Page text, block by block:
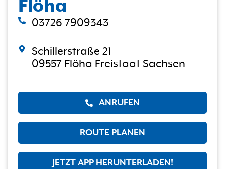
Flöha
03726 7909343
Schillerstraße 21
09557 Flöha Freistaat Sachsen
ANRUFEN
ROUTE PLANEN
JETZT APP HERUNTERLADEN!